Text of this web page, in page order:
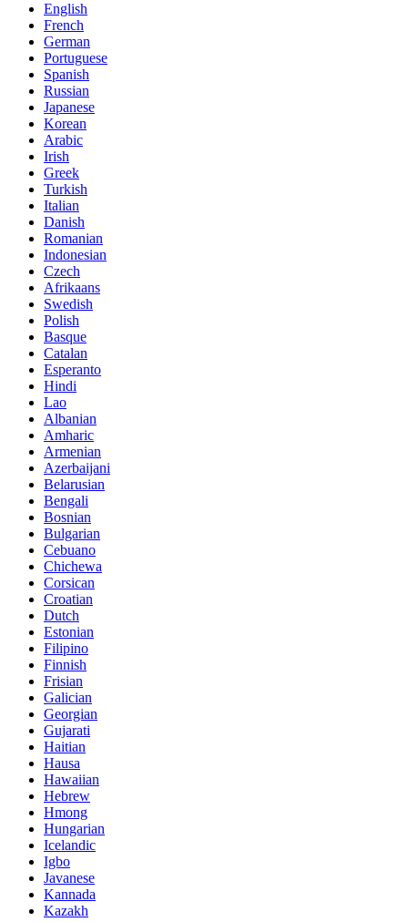
English
French
German
Portuguese
Spanish
Russian
Japanese
Korean
Arabic
Irish
Greek
Turkish
Italian
Danish
Romanian
Indonesian
Czech
Afrikaans
Swedish
Polish
Basque
Catalan
Esperanto
Hindi
Lao
Albanian
Amharic
Armenian
Azerbaijani
Belarusian
Bengali
Bosnian
Bulgarian
Cebuano
Chichewa
Corsican
Croatian
Dutch
Estonian
Filipino
Finnish
Frisian
Galician
Georgian
Gujarati
Haitian
Hausa
Hawaiian
Hebrew
Hmong
Hungarian
Icelandic
Igbo
Javanese
Kannada
Kazakh